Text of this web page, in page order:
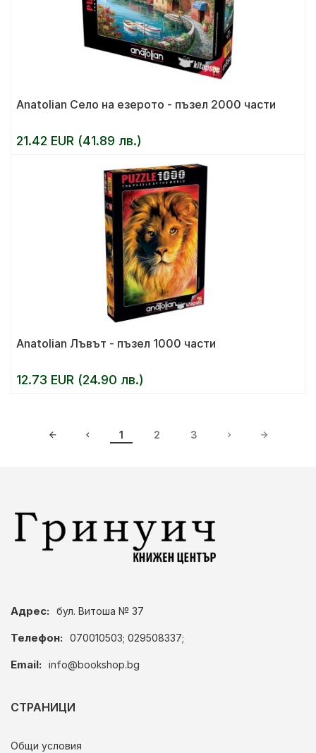
Anatolian Село на езерото - пъзел 2000 части
21.42 EUR (41.89 лв.)
Anatolian Лъвът - пъзел 1000 части
12.73 EUR (24.90 лв.)
1 2 3
Адрес: бул. Витоша № 37
Телефон: 070010503; 029508337;
Email: info@bookshop.bg
СТРАНИЦИ
Общи условия